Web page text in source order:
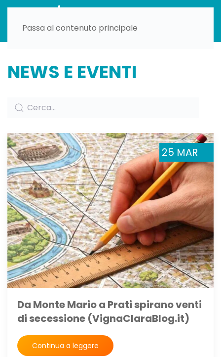
Passa al contenuto principale
NEWS E EVENTI
Da Monte Mario a Prati spirano venti
di secessione (VignaClaraBlog.it)
25 MAR
Continua a leggere